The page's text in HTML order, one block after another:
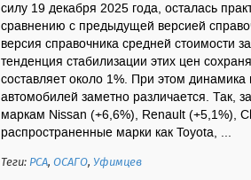
силу 19 декабря 2025 года, осталась
сравнению с предыдущей версией
версия справочника средней стоимости
тенденция стабилизации этих цен
составляет около 1%. При этом
автомобилей заметно различается. Так,
маркам Nissan (+6,6%), Renault (+5,1%),
распространенные марки как Toyota, ...
Теги:РСА,ОСАГО, Уфимцев